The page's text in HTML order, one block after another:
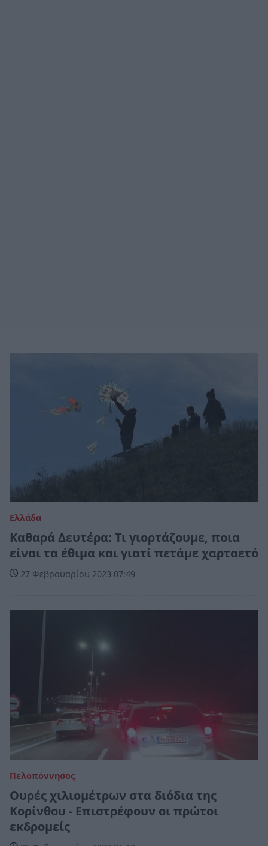
Ελλάδα
Καθαρά Δευτέρα: Τι γιορτάζουμε, ποια
είναι τα έθιμα και γιατί πετάμε χαρταετό
27 Φεβρουαρίου 2023 07:49
Πελοπόννησος
Ουρές χιλιομέτρων στα διόδια της
Κορίνθου - Επιστρέφουν οι πρώτοι
εκδρομείς